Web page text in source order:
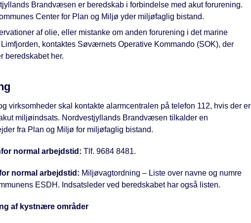
Brandvæsen er beredskab i forbindelse med akut forurening.
Center for Plan og Miljø yder miljøfaglig bistand.
af olie, eller mistanke om anden forurening i det marine
kontaktes Søværnets Operative Kommando (SOK), der
beredskabet her.
virksomheder skal kontakte alarmcentralen på telefon 112, hvis der er
miljøindsats. Nordvestjyllands Brandvæsen tilkalder en
fra Plan og Miljø for miljøfaglig bistand.
normal arbejdstid: Tlf. 9684 8481.
normal arbejdstid: Miljøvagtordning – Liste over navne og numre
ESDH. Indsatsleder ved beredskabet har også listen.
af kystnære områder